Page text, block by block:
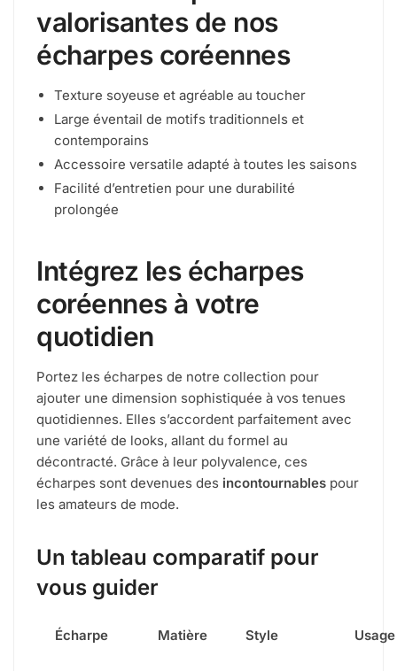
valorisantes de nos
écharpes coréennes
Texture soyeuse et agréable au toucher
Large éventail de motifs traditionnels et
contemporains
Accessoire versatile adapté à toutes les saisons
Facilité d’entretien pour une durabilité
prolongée
Intégrez les écharpes
coréennes à votre
quotidien
Portez les écharpes de notre collection pour
ajouter une dimension sophistiquée à vos tenues
quotidiennes. Elles s’accordent parfaitement avec
une variété de looks, allant du formel au
décontracté. Grâce à leur polyvalence, ces
écharpes sont devenues des incontournables pour
les amateurs de mode.
Un tableau comparatif pour
vous guider
Écharpe Matière Style Usage